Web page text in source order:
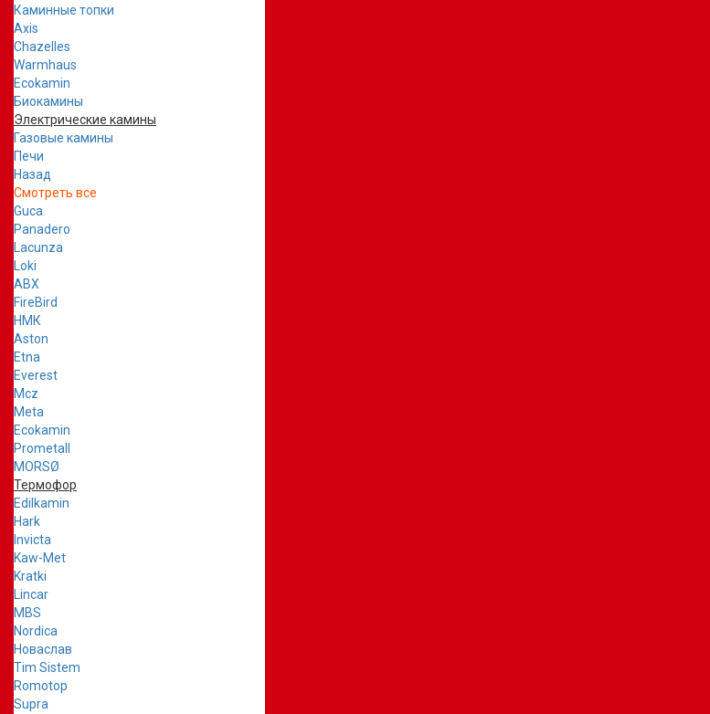
Каминные топки
Axis
Chazelles
Warmhaus
Ecokamin
Биокамины
Электрические камины
Газовые камины
Печи
Назад
Смотреть все
Guca
Panadero
Lacunza
Loki
ABX
FireBird
НМК
Aston
Etna
Everest
Mcz
Meta
Ecokamin
Prometall
MORSØ
Термофор
Edilkamin
Hark
Invicta
Kaw-Met
Kratki
Lincar
MBS
Nordica
Новаслав
Tim Sistem
Romotop
Supra